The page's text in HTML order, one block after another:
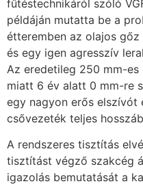
fűtéstechnikáról szóló
példáján mutatta be a
étteremben az olajos
és egy igen agresszív
Az eredetileg 250 mm-
miatt 6 év alatt 0 mm-re
egy nagyon erős elszívót
csővezeték teljes
A rendszeres tisztítás
tisztítást végző szakcég
igazolás bemutatását a